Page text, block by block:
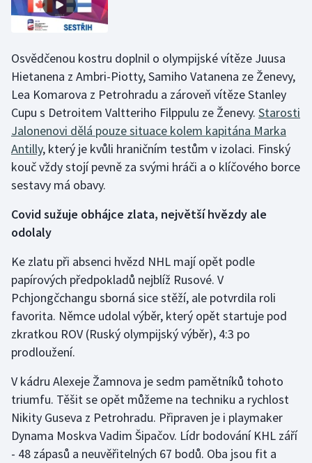
Osvědčenou kostru doplnil o olympijské vítěze Juusa
Hietanena z Ambri-Piotty, Samiho Vatanena ze Ženevy,
Lea Komarova z Petrohradu a zároveň vítěze Stanley
Cupu s Detroitem Valtteriho Filppulu ze Ženevy. Starosti
Jalonenovi dělá pouze situace kolem kapitána Marka
Antilly, který je kvůli hraničním testům v izolaci. Finský
kouč vždy stojí pevně za svými hráči a o klíčového borce
sestavy má obavy.
Covid sužuje obhájce zlata, největší hvězdy ale
odolaly
Ke zlatu při absenci hvězd NHL mají opět podle
papírových předpokladů nejblíž Rusové. V
Pchjongčchangu sborná sice stěží, ale potvrdila roli
favorita. Němce udolal výběr, který opět startuje pod
zkratkou ROV (Ruský olympijský výběr), 4:3 po
prodloužení.
V kádru Alexeje Žamnova je sedm pamětníků tohoto
triumfu. Těšit se opět můžeme na techniku a rychlost
Nikity Guseva z Petrohradu. Připraven je i playmaker
Dynama Moskva Vadim Šipačov. Lídr bodování KHL září
- 48 zápasů a neuvěřitelných 67 bodů. Oba jsou fit a